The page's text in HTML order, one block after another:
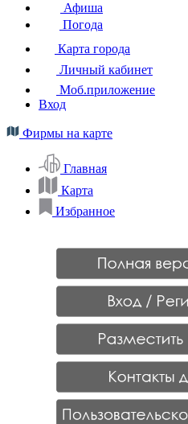
Афиша
Погода
Карта города
Личный кабинет
Моб.приложение
Вход
Фирмы на карте
Главная
Карта
Избранное